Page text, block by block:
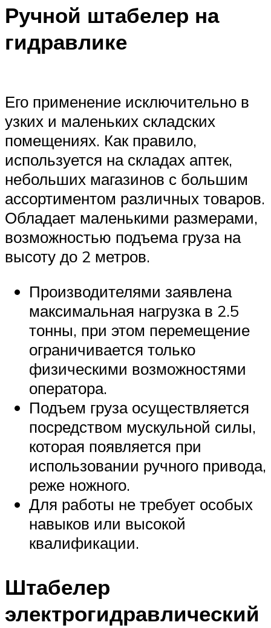
Ручной штабелер на
гидравлике
Его применение исключительно в
узких и маленьких складских
помещениях. Как правило,
используется на складах аптек,
небольших магазинов с большим
ассортиментом различных товаров.
Обладает маленькими размерами,
возможностью подъема груза на
высоту до 2 метров.
Производителями заявлена
максимальная нагрузка в 2.5
тонны, при этом перемещение
ограничивается только
физическими возможностями
оператора.
Подъем груза осуществляется
посредством мускульной силы,
которая появляется при
использовании ручного привода,
реже ножного.
Для работы не требует особых
навыков или высокой
квалификации.
Штабелер
электрогидравлический